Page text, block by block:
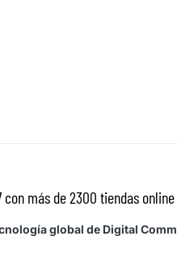
con más de 2300 tiendas online
global de Digital